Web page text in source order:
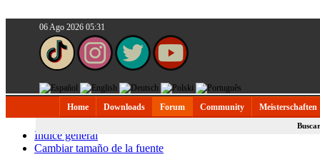
06 Ago 2026 05:31
Home Downloads Forum Community Meisterschaften
Buscar
Índice general
Cambiar tamaño de la fuente